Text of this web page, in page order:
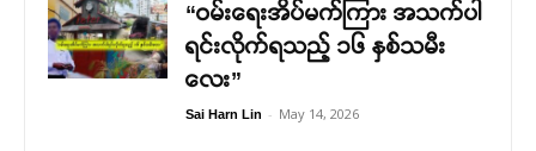
“ဝမ်းရေးအိပ်မက်ကြား အသက်ပါ
ရင်းလိုက်ရသည့် ၁၆ နှစ်သမီး
လေး”
Sai Harn Lin - May 14, 2026